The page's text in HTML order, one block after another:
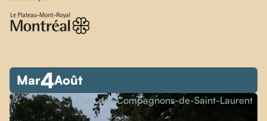
Mar4Août
Parc des Compagnons-de-Saint-Laurent